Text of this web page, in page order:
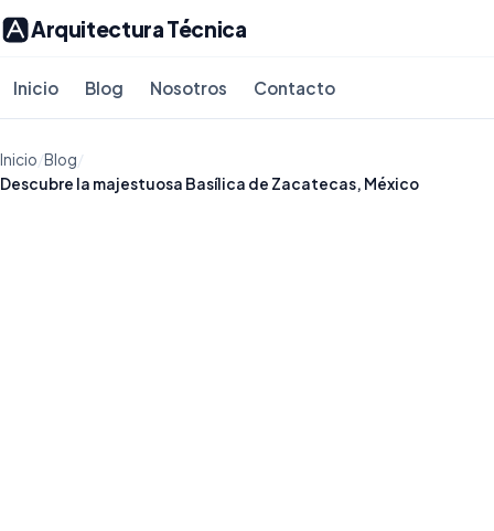
Arquitectura Técnica
Inicio Blog Nosotros Contacto
Inicio/Blog/
Descubre la majestuosa Basílica de Zacatecas, México